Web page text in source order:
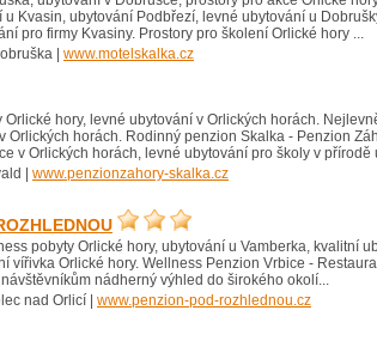
u Kvasin, ubytování Podbřezí, levné ubytování u
pro firmy Kvasiny. Prostory pro školení Orlické hory ...
| www.motelskalka.cz
hory, levné ubytování v Orlických horách.
Orlických horách. Rodinný penzion Skalka - Penzion
v Orlických horách, levné ubytování pro školy v přírodě
| www.penzionzahory-skalka.cz
pobyty Orlické hory, ubytování u Vamberka, kvalitní
vířivka Orlické hory. Wellness Penzion Vrbice -
nádherný výhled do širokého okolí...
nad Orlicí | www.penzion-pod-rozhlednou.cz